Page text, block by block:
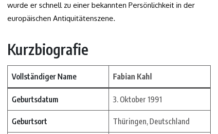
wurde er schnell zu einer bekannten Persönlichkeit in der
europäischen Antiquitätenszene.
Kurzbiografie
Vollständiger Name Fabian Kahl
Geburtsdatum 3. Oktober 1991
Geburtsort Thüringen, Deutschland